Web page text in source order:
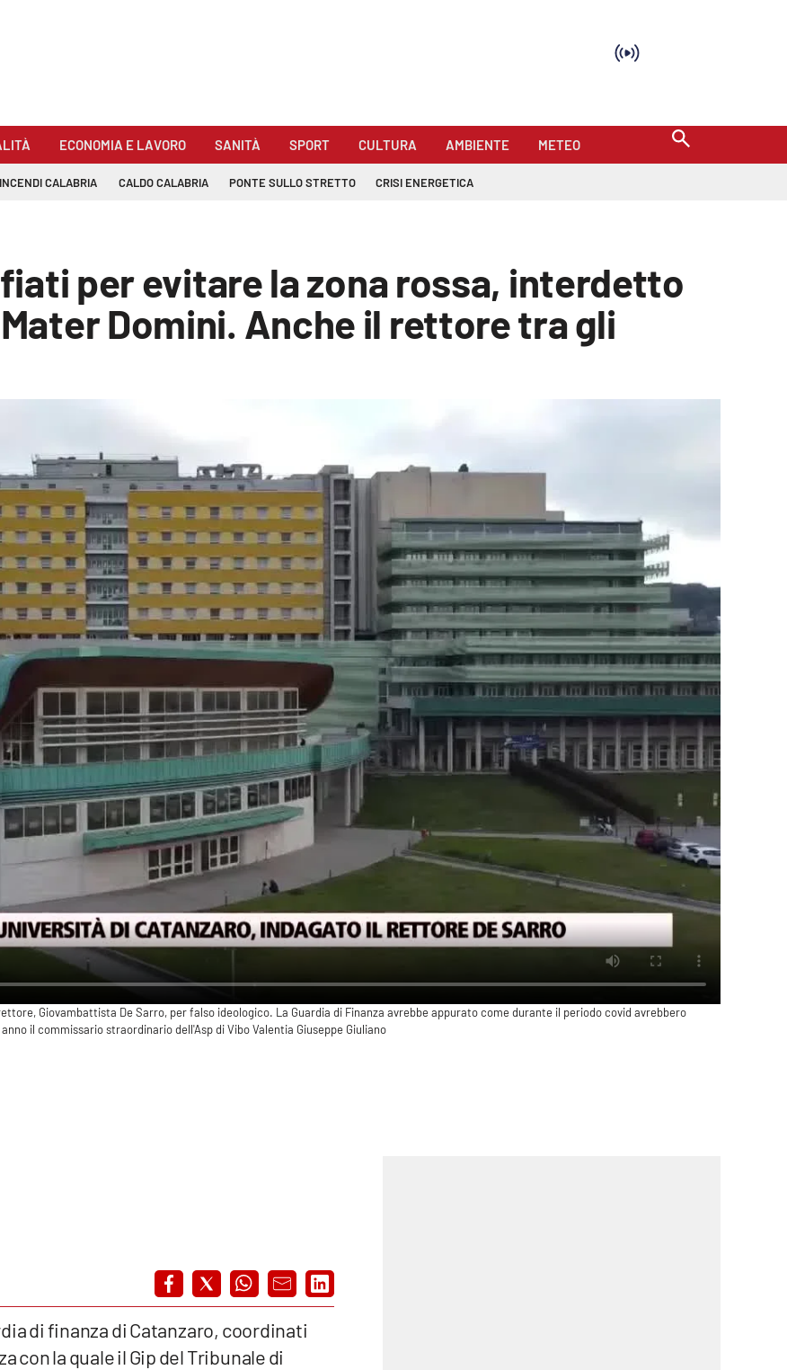
ECONOMIA E LAVORO SANITÀ SPORT CULTURA AMBIENTE METEO
INCENDI CALABRIA CALDO CALABRIA PONTE SULLO STRETTO CRISI ENERGETICA
per evitare la zona rossa, interdetto
Domini. Anche il rettore tra gli
Giovambattista De Sarro, per falso ideologico. La Guardia di Finanza avrebbe appurato come durante il periodo covid avrebbero
il commissario straordinario dell'Asp di Vibo Valentia Giuseppe Giuliano
di finanza di Catanzaro, coordinati
con la quale il Gip del Tribunale di